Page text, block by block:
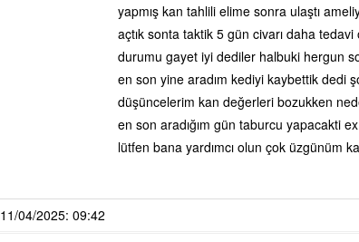
yapmış kan tahlili elime sonra ulaştı
açtık sonta taktik 5 gün civarı daha
durumu gayet iyi dediler halbuki hergun
en son yine aradım kediyi kaybettik dedi
düşüncelerim kan değerleri bozukken
en son aradığım gün taburcu yapacakti
lütfen bana yardımcı olun çok üzgünüm
11/04/2025: 09:42